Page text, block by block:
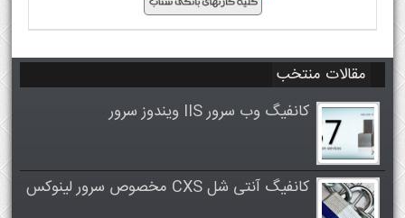
مقالات منتخب
کانفیگ وب سرور IIS ویندوز سرور
کانفیگ آنتی شل CXS مخصوص سرور لینوکس